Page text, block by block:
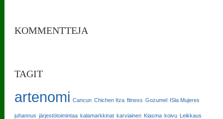
KOMMENTTEJA
TAGIT
artenomi Cancun Chichen Itza fitness Gozumel ISla Mujeres
juhannus järjestötoimintaa kalamarkkinat karviainen Kiasma koivu Leikkaus